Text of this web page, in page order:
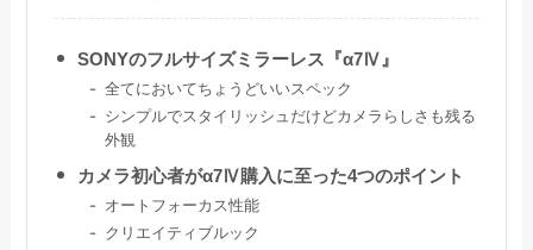
SONYのフルサイズミラーレス『α7Ⅳ』
全てにおいてちょうどいいスペック
シンプルでスタイリッシュだけどカメラらしさも残る
外観
カメラ初心者がα7Ⅳ購入に至った4つのポイント
オートフォーカス性能
クリエイティブルック